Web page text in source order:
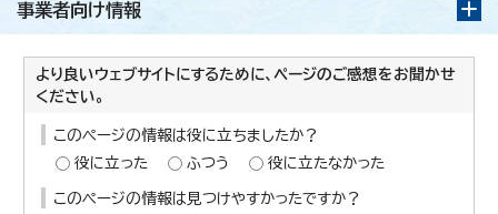
事業者向け情報
より良いウェブサイトにするために、ページのご感想をお聞かせ
ください。
このページの情報は役に立ちましたか？
役に立った
ふつう 役に立たなかった
このページの情報は見つけやすかったですか？